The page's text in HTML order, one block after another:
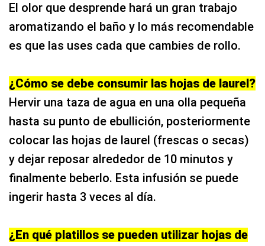
El olor que desprende hará un gran trabajo
aromatizando el baño y lo más recomendable
es que las uses cada que cambies de rollo.
¿Cómo se debe consumir las hojas de laurel?
Hervir una taza de agua en una olla pequeña
hasta su punto de ebullición, posteriormente
colocar las hojas de laurel (frescas o secas)
y dejar reposar alrededor de 10 minutos y
finalmente beberlo. Esta infusión se puede
ingerir hasta 3 veces al día.
¿En qué platillos se pueden utilizar hojas de